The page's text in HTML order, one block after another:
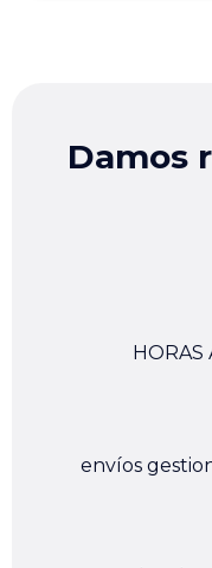
Damos
HORAS
envíos